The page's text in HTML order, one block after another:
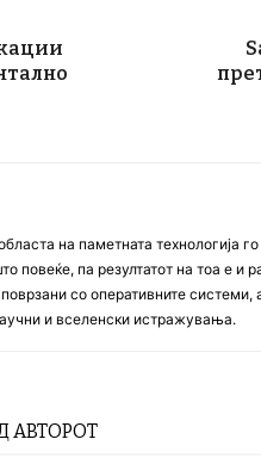
на паметната технологија
повеќе, па резултатот на тоа е и
со оперативните
и вселенски истражувања.
АВТОРОТ